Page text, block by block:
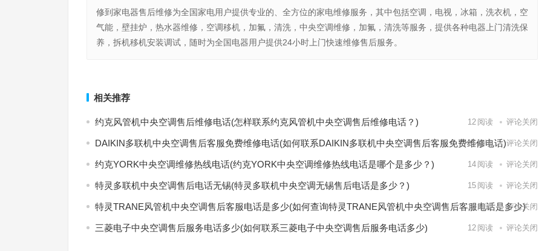
修到家电器售后维修为全国家电用户提供专业的、全方位的家电维修服务，其中包括空调，电视，冰箱，洗衣机，空
气能，壁挂炉，热水器维修，空调移机，加氟，清洗，中央空调维修，加氟，清洗等服务，提供各种电器上门清洗保
养，拆机移机安装调试，随时为全国电器用户提供24小时上门快速维修售后服务。
相关推荐
约克风管机中央空调售后维修电话(怎样联系约克风管机中央空调售后维修电话？) 12 阅读 评论关闭
DAIKIN多联机中央空调售后客服免费维修电话(如何联系DAIKIN多联机中央空调售后客服免费维修电话)
15阅读 评论关闭
约克YORK中央空调维修热线电话(约克YORK中央空调维修热线电话是哪个是多少？) 14 阅读 评论关闭
特灵多联机中央空调售后电话无锡(特灵多联机中央空调无锡售后电话是多少？) 15 阅读 评论关闭
特灵TRANE风管机中央空调售后客服电话是多少(如何查询特灵TRANE风管机中央空调售后客服电话是多少)
14 阅读 评论关闭
三菱电子中央空调售后服务电话多少(如何联系三菱电子中央空调售后服务电话多少) 12 阅读 评论关闭